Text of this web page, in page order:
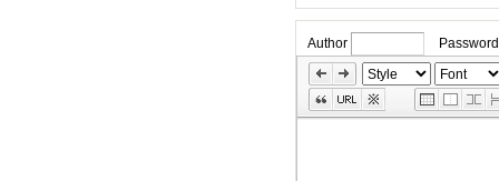
Author
Password
Skip
Edit
Toolbox